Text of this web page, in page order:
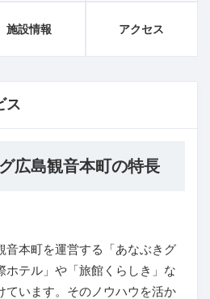
施設情報 アクセス
ス
広島観音本町の特長
音本町を運営する「あなぶきグ
ホテル」や「旅館くらしき」な
ています。そのノウハウを活か